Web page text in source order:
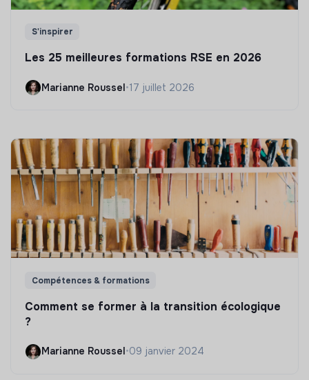
S'inspirer
Les 25 meilleures formations RSE en 2026
Marianne Roussel•17 juillet 2026
Compétences & formations
Comment se former à la transition écologique
?
Marianne Roussel •09 janvier 2024